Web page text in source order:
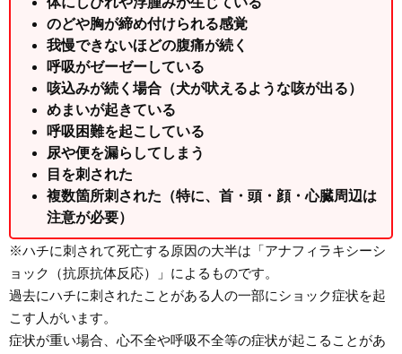
のどや胸が締め付けられる感覚
我慢できないほどの腹痛が続く
呼吸がゼーゼーしている
咳込みが続く場合（犬が吠えるような咳が出る）
めまいが起きている
呼吸困難を起こしている
尿や便を漏らしてしまう
目を刺された
複数箇所刺された（特に、首・頭・顔・心臓周辺は
注意が必要）
※ハチに刺されて死亡する原因の大半は「アナフィラキシーシ
ョック（抗原抗体反応）」によるものです。
過去にハチに刺されたことがある人の一部にショック症状を起
こす人がいます。
症状が重い場合、心不全や呼吸不全等の症状が起こることがあ